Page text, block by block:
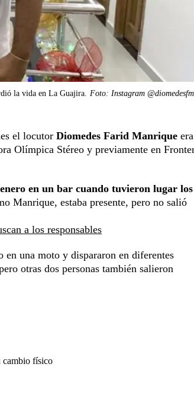
la vida en La Guajira. Foto: Instagram @diomedesfm
el locutor Diomedes Farid Manrique era
Olímpica Stéreo y previamente en
en un bar cuando tuvieron lugar los
Manrique, estaba presente, pero no salió
a los responsables
en una moto y dispararon en diferentes
otras dos personas también salieron
cambio físico